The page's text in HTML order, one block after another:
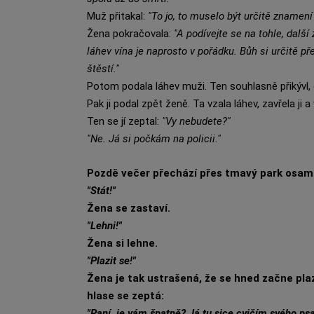
Muž přitakal: "To jo, to muselo být určitě
Žena pokračovala: "A podívejte se na tohle,
láhev vína je naprosto v pořádku. Bůh si určitě
štěstí."
Potom podala láhev muži. Ten souhlasně
Pak ji podal zpět ženě. Ta vzala láhev, zavřela ji
Ten se jí zeptal: "Vy nebudete?"
"Ne. Já si počkám na policii."
Pozdě večer přechází přes tmavý park
"Stát!"
Žena se zastaví.
"Lehni!"
Žena si lehne.
"Plazit se!"
Žena je tak ustrašená, že se hned začne
hlase se zeptá: